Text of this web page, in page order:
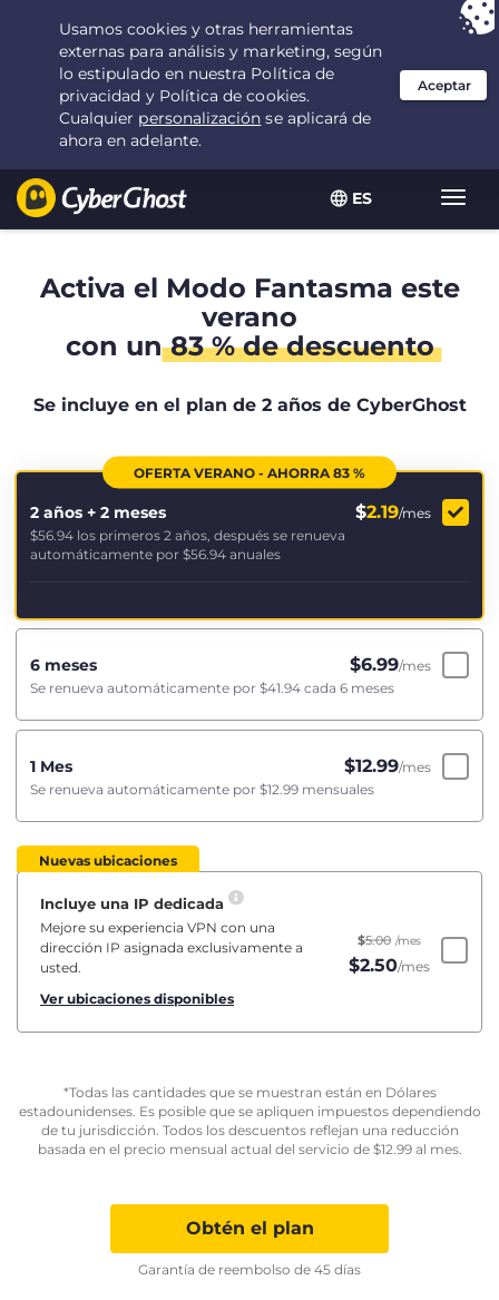
ES
Tu elección: la mejor ofertadurante 2.1666666666667 años por $
2.19
/mes
Activa el Modo Fantasma este
verano
con un83 % de descuento
Se incluye en el plan de 2 años de CyberGhost
OFERTA VERANO - AHORRA 83 %
2 años + 2 meses $2.19/mes
$56.94 los primeros 2 años, después se renueva
automáticamente por $56.94 anuales
6 meses $6.99/mes
Se renueva automáticamente por $41.94 cada 6 meses
1 Mes $12.99/mes
Se renueva automáticamente por $12.99 mensuales
Nuevas ubicaciones
Incluye una IP dedicada
Mejore su experiencia VPN con una
dirección IP asignada exclusivamente a
usted.
Ver ubicaciones disponibles
$5.00 /mes
$2.50/mes
*Todas las cantidades que se muestran están en Dólares
estadounidenses. Es posible que se apliquen impuestos dependiendo
de tu jurisdicción. Todos los descuentos reflejan una reducción
basada en el precio mensual actual del servicio de $12.99al mes.
Obtén el plan
Garantía de reembolso de 45 días